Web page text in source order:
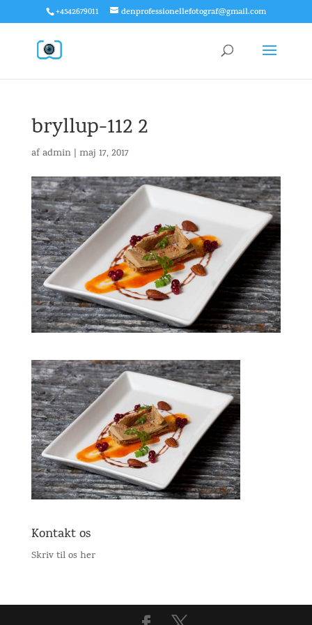
+4542679011 denprofessionellefotograf@gmail.com
bryllup-112 2
afadmin| maj 17, 2017
Kontakt os
Skriv til os her